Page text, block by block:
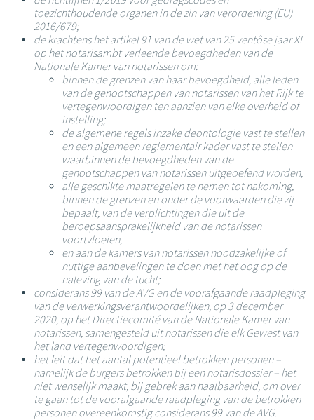
toezichthoudende organen in de zin van verordening (EU)
2016/679;
de krachtens het artikel 91 van de wet van 25 ventôse jaar XI
op het notarisambt verleende bevoegdheden van de
Nationale Kamer van notarissen om:
binnen de grenzen van haar bevoegdheid, alle leden
van de genootschappen van notarissen van het Rijk te
vertegenwoordigen ten aanzien van elke overheid of
instelling;
de algemene regels inzake deontologie vast te stellen
en een algemeen reglementair kader vast te stellen
waarbinnen de bevoegdheden van de
genootschappen van notarissen uitgeoefend worden,
alle geschikte maatregelen te nemen tot nakoming,
binnen de grenzen en onder de voorwaarden die zij
bepaalt, van de verplichtingen die uit de
beroepsaansprakelijkheid van de notarissen
voortvloeien,
en aan de kamers van notarissen noodzakelijke of
nuttige aanbevelingen te doen met het oog op de
naleving van de tucht;
considerans 99 van de AVG en de voorafgaande raadpleging
van de verwerkingsverantwoordelijken, op 3 december
2020, op het Directiecomité van de Nationale Kamer van
notarissen, samengesteld uit notarissen die elk Gewest van
het land vertegenwoordigen;
het feit dat het aantal potentieel betrokken personen –
namelijk de burgers betrokken bij een notarisdossier – het
niet wenselijk maakt, bij gebrek aan haalbaarheid, om over
te gaan tot de voorafgaande raadpleging van de betrokken
personen overeenkomstig considerans 99 van de AVG.